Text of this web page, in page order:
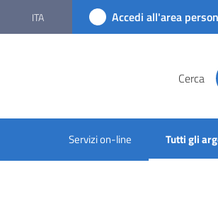
ITA Accedi all'area
Cerca
Servizi on-line Tutti gli
Menu